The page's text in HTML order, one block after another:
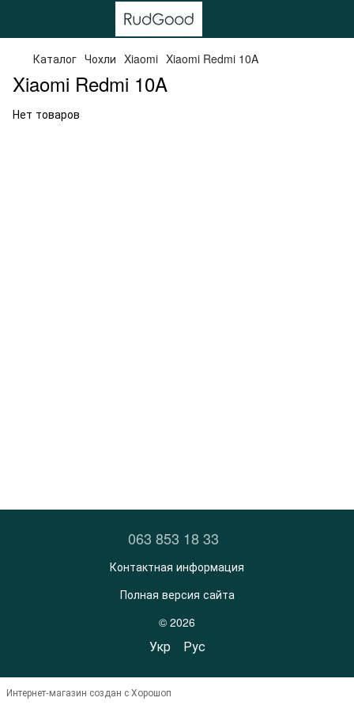
Каталог Чохли Xiaomi Xiaomi Redmi 10A
Xiaomi Redmi 10A
Нет товаров
063 853 18 33
Контактная информация
Полная версия сайта
© 2026
Укр Рус
Интернет-магазин создан с Хорошоп